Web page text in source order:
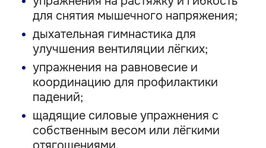
для снятия мышечного напряжения;
дыхательная гимнастика для
улучшения вентиляции лёгких;
упражнения на равновесие и
координацию для профилактики
падений;
щадящие силовые упражнения с
собственным весом или лёгкими